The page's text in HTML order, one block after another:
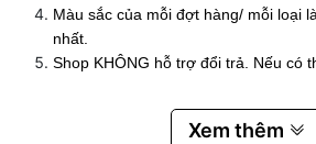
Màu sắc của mỗi đợt hàng/ mỗi loại
nhất.
Shop KHÔNG hỗ trợ đổi trả. Nếu có
Xem thêm